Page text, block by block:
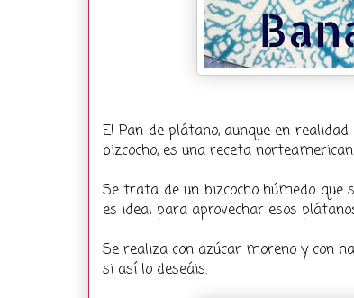
El Pan de plátano, aunque en
bizcocho, es una receta
Se trata de un bizcocho húmedo que
es ideal para aprovechar esos
Se realiza con azúcar moreno y con
si así lo deseáis.